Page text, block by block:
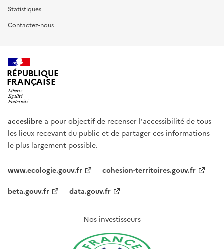
Statistiques
Contactez-nous
RÉPUBLIQUE
FRANÇAISE
acceslibre a pour objectif de recenser l'accessibilité de tous
les lieux recevant du public et de partager ces informations
le plus largement possible.
www.ecologie.gouv.fr
cohesion-territoires.gouv.fr
beta.gouv.fr
data.gouv.fr
Nos investisseurs